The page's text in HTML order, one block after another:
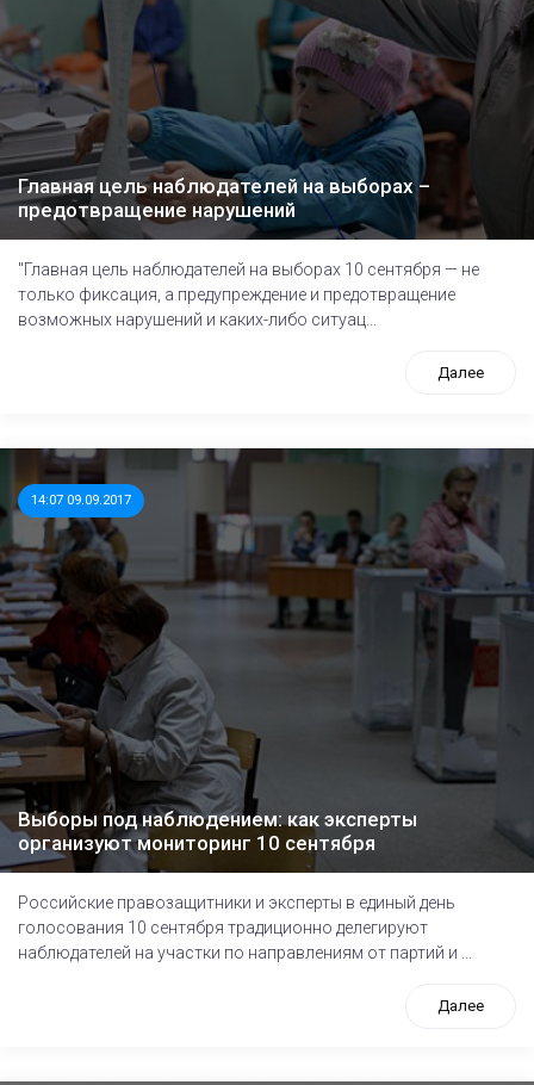
Главная цель наблюдателей на выборах –
предотвращение нарушений
"Главная цель наблюдателей на выборах 10 сентября — не
только фиксация, а предупреждение и предотвращение
возможных нарушений и каких-либо ситуац...
Далее
14:07 09.09.2017
Выборы под наблюдением: как эксперты
организуют мониторинг 10 сентября
Российские правозащитники и эксперты в единый день
голосования 10 сентября традиционно делегируют
наблюдателей на участки по направлениям от партий и ...
Далее